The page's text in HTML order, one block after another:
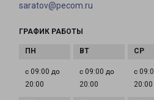
saratov@pecom.ru
ГРАФИК РАБОТЫ
с 09:00 до
20:00
с 09:00 до
20:00
с
20:00